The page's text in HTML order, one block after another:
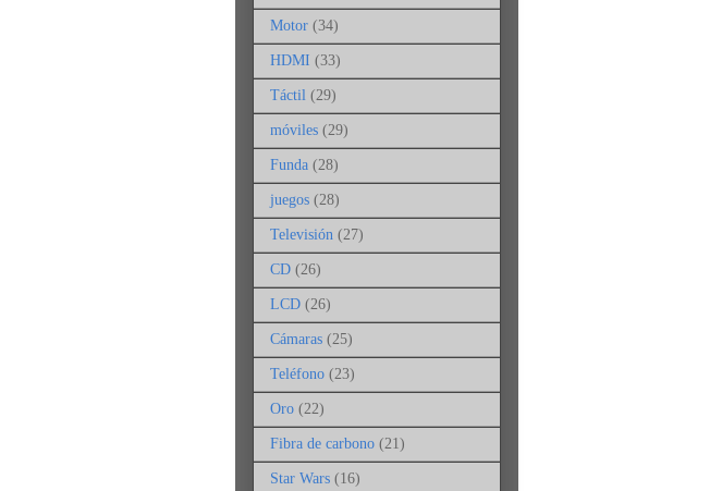
Motor (34)
HDMI (33)
Táctil (29)
móviles (29)
Funda (28)
juegos (28)
Televisión (27)
CD (26)
LCD (26)
Cámaras (25)
Teléfono (23)
Oro (22)
Fibra de carbono (21)
Star Wars (16)